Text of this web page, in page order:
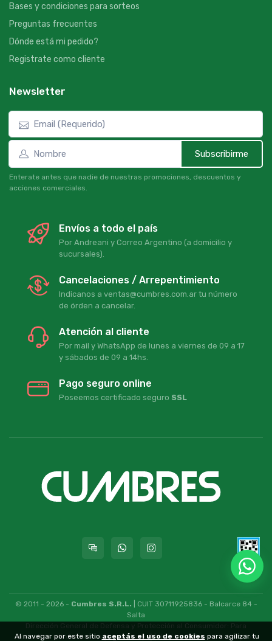
Bases y condiciones para sorteos
Preguntas frecuentes
Dónde está mi pedido?
Registrate como cliente
Newsletter
Subscribirme
Enterate antes que nadie de nuestras promociones, descuentos y
acciones comerciales.
Envíos a todo el país
Por Andreani y Correo Argentino (a domicilio y
sucursales).
Cancelaciones / Arrepentimiento
Indicanos a ventas@cumbres.com.ar tu número
de órden a cancelar.
Atención al cliente
Por mail y WhatsApp de lunes a viernes de 09 a 17
y sábados de 09 a 14hs.
Pago seguro online
Poseemos certificado seguro SSL
© 2011 - 2026 - Cumbres S.R.L. | CUIT 30711925836 - Balcarce 84 -
Salta
Dirección General de Defensa y Protección al Consumidor: Para
consultas y/o denuncias[ingrese aquí]| Nación: Defensa de las y los
Al navegar por este sitio aceptás el uso de cookiespara agilizar tu